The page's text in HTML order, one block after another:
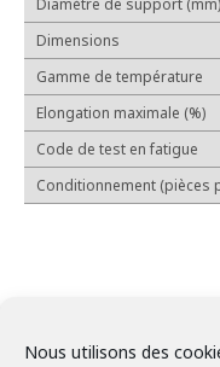
Nous utilisons des
Diamètre de support (mm)
Dimensions
Gamme de température
d'utilisation
Elongation maximale (%)
Code de test en fatigue
Conditionnement (pièces
lot)